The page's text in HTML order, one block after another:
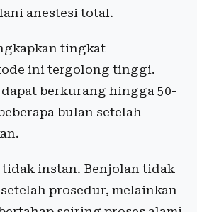
anestesi total.
tingkat
ini tergolong tinggi.
berkurang hingga 50-
bulan setelah
tidak instan. Benjolan tidak
prosedur, melainkan